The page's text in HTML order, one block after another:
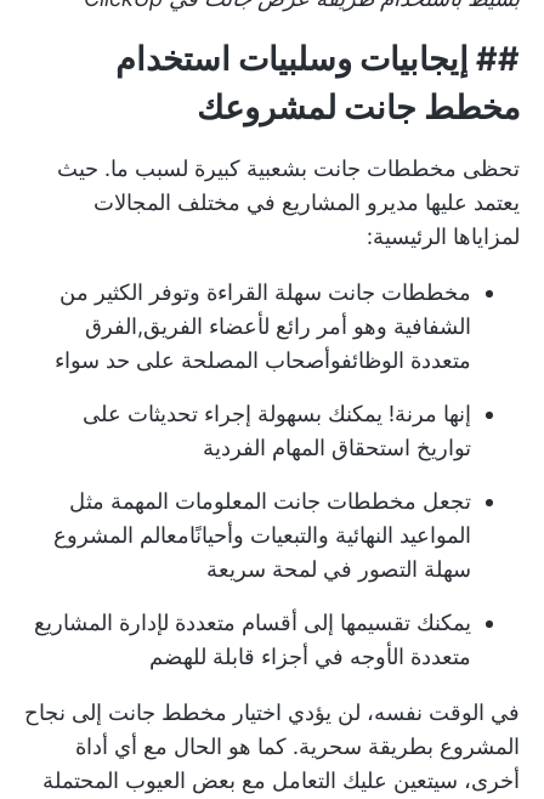
## إيجابيات وسلبيات استخدام
مخطط جانت لمشروعك
تحظى مخططات جانت بشعبية كبيرة لسبب ما. حيث
يعتمد عليها مديرو المشاريع في مختلف المجالات
لمزاياها الرئيسية:
مخططات جانت سهلة القراءة وتوفر الكثير من
الشفافية وهو أمر رائع لأعضاء الفريق,الفرق
متعددة الوظائفوأصحاب المصلحة على حد سواء
إنها مرنة! يمكنك بسهولة إجراء تحديثات على
تواريخ استحقاق المهام الفردية
تجعل مخططات جانت المعلومات المهمة مثل
المواعيد النهائية والتبعيات وأحيانًامعالم المشروع
سهلة التصور في لمحة سريعة
يمكنك تقسيمها إلى أقسام متعددة لإدارة المشاريع
متعددة الأوجه في أجزاء قابلة للهضم
في الوقت نفسه، لن يؤدي اختيار مخطط جانت إلى نجاح
المشروع بطريقة سحرية. كما هو الحال مع أي أداة
أخرى، سيتعين عليك التعامل مع بعض العيوب المحتملة